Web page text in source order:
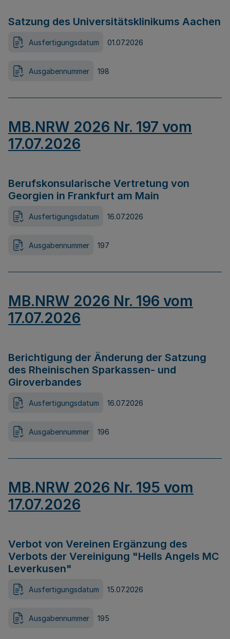
Satzung des Universitätsklinikums Aachen
Ausfertigungsdatum 01.07.2026
Ausgabennummer 198
MB.NRW 2026 Nr. 197 vom
17.07.2026
Berufskonsularische Vertretung von
Georgien in Frankfurt am Main
Ausfertigungsdatum 16.07.2026
Ausgabennummer 197
MB.NRW 2026 Nr. 196 vom
17.07.2026
Berichtigung der Änderung der Satzung
des Rheinischen Sparkassen- und
Giroverbandes
Ausfertigungsdatum 16.07.2026
Ausgabennummer 196
MB.NRW 2026 Nr. 195 vom
17.07.2026
Verbot von Vereinen Ergänzung des
Verbots der Vereinigung "Hells Angels MC
Leverkusen"
Ausfertigungsdatum 15.07.2026
Ausgabennummer 195